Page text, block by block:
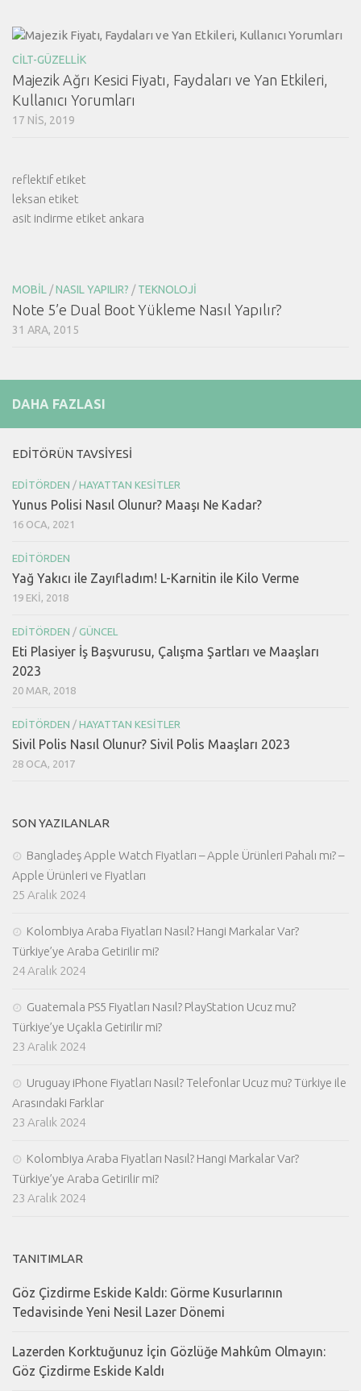
CILT-GÜZELLIK
Majezik Ağrı Kesici Fiyatı, Faydaları ve Yan Etkileri,
Kullanıcı Yorumları
17 NIS, 2019
reflektif etiket
leksan etiket
asit indirme etiket ankara
MOBIL /NASIL YAPILIR? /TEKNOLOJI
Note 5’e Dual Boot Yükleme Nasıl Yapılır?
31 ARA, 2015
DAHA FAZLASI
EDITÖRÜN TAVSIYESI
EDITÖRDEN / HAYATTAN KESITLER
Yunus Polisi Nasıl Olunur? Maaşı Ne Kadar?
16 OCA, 2021
EDITÖRDEN
Yağ Yakıcı ile Zayıfladım! L-Karnitin ile Kilo Verme
19 EKI, 2018
EDITÖRDEN / GÜNCEL
Eti Plasiyer İş Başvurusu, Çalışma Şartları ve Maaşları
2023
20 MAR, 2018
EDITÖRDEN / HAYATTAN KESITLER
Sivil Polis Nasıl Olunur? Sivil Polis Maaşları 2023
28 OCA, 2017
SON YAZILANLAR
Bangladeş Apple Watch Fiyatları – Apple Ürünleri Pahalı mı? –
Apple Ürünleri ve Fiyatları
25 Aralık 2024
Kolombiya Araba Fiyatları Nasıl? Hangi Markalar Var?
Türkiye’ye Araba Getirilir mi?
24 Aralık 2024
Guatemala PS5 Fiyatları Nasıl? PlayStation Ucuz mu?
Türkiye’ye Uçakla Getirilir mi?
23 Aralık 2024
Uruguay iPhone Fiyatları Nasıl? Telefonlar Ucuz mu? Türkiye ile
Arasındaki Farklar
23 Aralık 2024
Kolombiya Araba Fiyatları Nasıl? Hangi Markalar Var?
Türkiye’ye Araba Getirilir mi?
23 Aralık 2024
TANITIMLAR
Göz Çizdirme Eskide Kaldı: Görme Kusurlarının
Tedavisinde Yeni Nesil Lazer Dönemi
Lazerden Korktuğunuz İçin Gözlüğe Mahkûm Olmayın:
Göz Çizdirme Eskide Kaldı